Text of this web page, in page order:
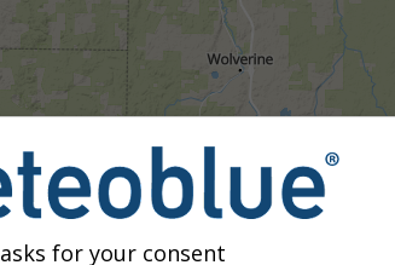
asks for your consent